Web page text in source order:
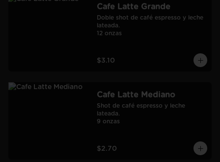
Cafe Latte Grande
Doble shot de café espresso y leche
lateada.
12 onzas
$3.10
Cafe Latte Mediano
Shot de café espresso y leche
lateada.
9 onzas
$2.70